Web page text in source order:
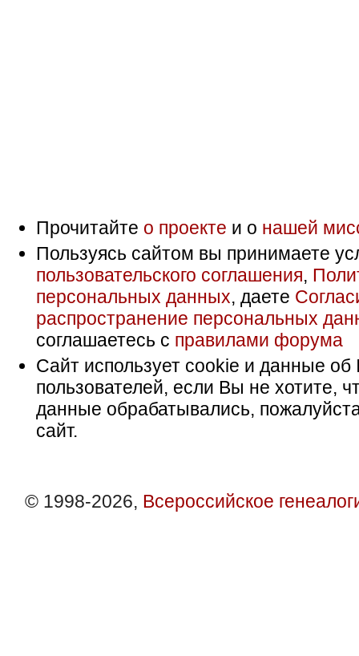
Прочитайте о проекте и о нашей
Пользуясь сайтом вы принимаете
пользовательского соглашения,
персональных данных, даете
распространение персональных
соглашаетесь с правилами форума
Сайт использует cookie и данные об
пользователей, если Вы не хотите,
данные обрабатывались,
сайт.
© 1998-2026, Всероссийское